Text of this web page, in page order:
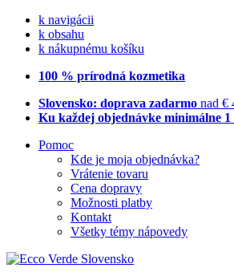
k navigácii
k obsahu
k nákupnému košíku
100 % prírodná kozmetika
Slovensko: doprava zadarmo nad €
Ku každej objednávke minimálne
Pomoc
Kde je moja objednávka?
Vrátenie tovaru
Cena dopravy
Možnosti platby
Kontakt
Všetky témy nápovedy